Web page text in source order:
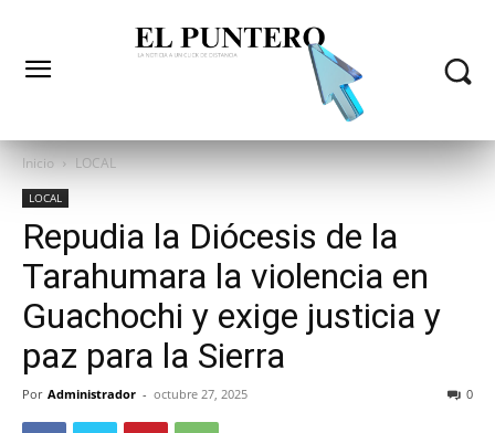
Inicio LOCAL
LOCAL
Repudia la Diócesis de la
Tarahumara la violencia en
Guachochi y exige justicia y
paz para la Sierra
Por Administrador - octubre 27, 2025 0